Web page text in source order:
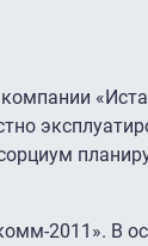
2011». В